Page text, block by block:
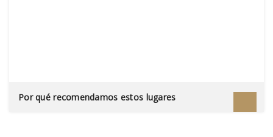
Por qué recomendamos estos lugares